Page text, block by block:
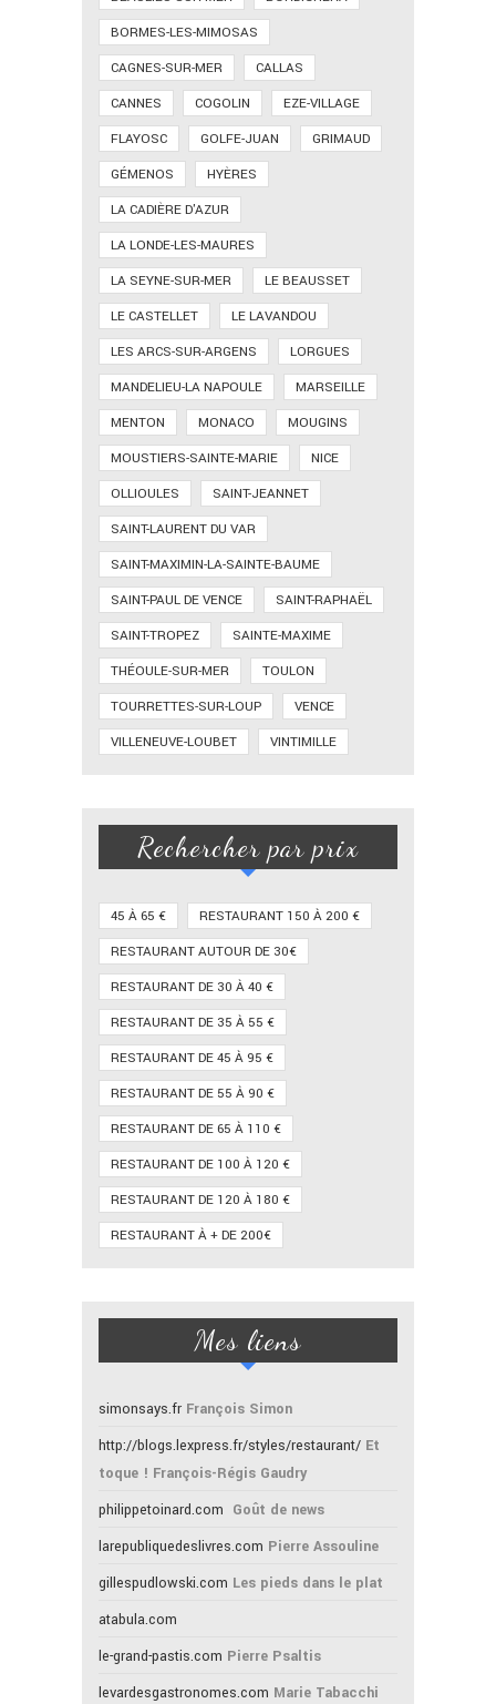
BORMES-LES-MIMOSAS
CAGNES-SUR-MER
CALLAS
CANNES
COGOLIN
EZE-VILLAGE
FLAYOSC
GOLFE-JUAN
GRIMAUD
GÉMENOS
HYÈRES
LA CADIÈRE D'AZUR
LA LONDE-LES-MAURES
LA SEYNE-SUR-MER
LE BEAUSSET
LE CASTELLET
LE LAVANDOU
LES ARCS-SUR-ARGENS
LORGUES
MANDELIEU-LA NAPOULE
MARSEILLE
MENTON
MONACO
MOUGINS
MOUSTIERS-SAINTE-MARIE
NICE
OLLIOULES
SAINT-JEANNET
SAINT-LAURENT DU VAR
SAINT-MAXIMIN-LA-SAINTE-BAUME
SAINT-PAUL DE VENCE
SAINT-RAPHAËL
SAINT-TROPEZ
SAINTE-MAXIME
THÉOULE-SUR-MER
TOULON
TOURRETTES-SUR-LOUP
VENCE
VILLENEUVE-LOUBET
VINTIMILLE
Rechercher par prix
45 À 65 €
RESTAURANT 150 À 200 €
RESTAURANT AUTOUR DE 30€
RESTAURANT DE 30 À 40 €
RESTAURANT DE 35 À 55 €
RESTAURANT DE 45 À 95 €
RESTAURANT DE 55 À 90 €
RESTAURANT DE 65 À 110 €
RESTAURANT DE 100 À 120 €
RESTAURANT DE 120 À 180 €
RESTAURANT À + DE 200€
Mes liens
simonsays.fr François Simon
http://blogs.lexpress.fr/styles/restaurant/ Et
toque ! François-Régis Gaudry
philippetoinard.com Goût de news
larepubliquedeslivres.com Pierre Assouline
gillespudlowski.com Les pieds dans le plat
atabula.com
le-grand-pastis.com Pierre Psaltis
levardesgastronomes.com Marie Tabacchi